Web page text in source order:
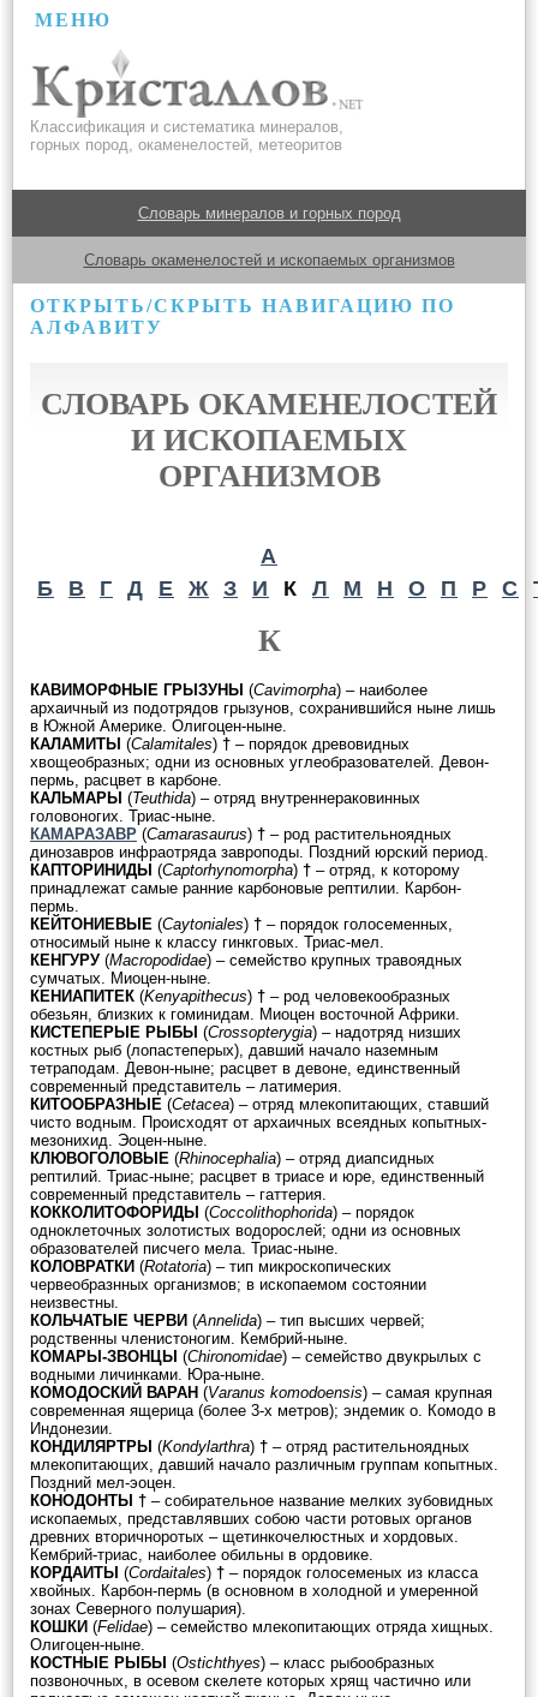
МЕНЮ
Классификация и систематика минералов,
горных пород, окаменелостей, метеоритов
Словарь минералов и горных пород
Словарь окаменелостей и ископаемых организмов
ОТКРЫТЬ/СКРЫТЬ НАВИГАЦИЮ ПО
АЛФАВИТУ
СЛОВАРЬ ОКАМЕНЕЛОСТЕЙ
И ИСКОПАЕМЫХ
ОРГАНИЗМОВ
А
Б
В Г Д Е Ж З И К Л М Н О П Р С
К
КАВИМОРФНЫЕ ГРЫЗУНЫ (Cavimorpha) – наиболее
архаичный из подотрядов грызунов, сохранившийся ныне лишь
в Южной Америке. Олигоцен-ныне.
КАЛАМИТЫ (Calamitales) † – порядок древовидных
хвощеобразных; одни из основных углеобразователей. Девон-
пермь, расцвет в карбоне.
КАЛЬМАРЫ (Teuthida) – отряд внутреннераковинных
головоногих. Триас-ныне.
КАМАРАЗАВР (Camarasaurus) † – род растительноядных
динозавров инфраотряда завроподы. Поздний юрский период.
КАПТОРИНИДЫ (Captorhynomorpha) † – отряд, к которому
принадлежат самые ранние карбоновые рептилии. Карбон-
пермь.
КЕЙТОНИЕВЫЕ (Caytoniales) † – порядок голосеменных,
относимый ныне к классу гинкговых. Триас-мел.
КЕНГУРУ (Macropodidae) – семейство крупных травоядных
сумчатых. Миоцен-ныне.
КЕНИАПИТЕК (Kenyapithecus) † – род человекообразных
обезьян, близких к гоминидам. Миоцен восточной Африки.
КИСТЕПЕРЫЕ РЫБЫ (Crossopterygia) – надотряд низших
костных рыб (лопастеперых), давший начало наземным
тетраподам. Девон-ныне; расцвет в девоне, единственный
современный представитель – латимерия.
КИТООБРАЗНЫЕ (Cetacea) – отряд млекопитающих, ставший
чисто водным. Происходят от архаичных всеядных копытных-
мезонихид. Эоцен-ныне.
КЛЮВОГОЛОВЫЕ (Rhinocephalia) – отряд диапсидных
рептилий. Триас-ныне; расцвет в триасе и юре, единственный
современный представитель – гаттерия.
КОККОЛИТОФОРИДЫ (Coccolithophorida) – порядок
одноклеточных золотистых водорослей; одни из основных
образователей писчего мела. Триас-ныне.
КОЛОВРАТКИ (Rotatoria) – тип микроскопических
червеобразнных организмов; в ископаемом состоянии
неизвестны.
КОЛЬЧАТЫЕ ЧЕРВИ (Annelida) – тип высших червей;
родственны членистоногим. Кембрий-ныне.
КОМАРЫ-ЗВОНЦЫ (Chironomidae) – семейство двукрылых с
водными личинками. Юра-ныне.
КОМОДОСКИЙ ВАРАН (Varanus komodoensis) – самая крупная
современная ящерица (более 3-х метров); эндемик о. Комодо в
Индонезии.
КОНДИЛЯРТРЫ (Kondylarthra) † – отряд растительноядных
млекопитающих, давший начало различным группам копытных.
Поздний мел-эоцен.
КОНОДОНТЫ † – собирательное название мелких зубовидных
ископаемых, представлявших собою части ротовых органов
древних вторичноротых – щетинкочелюстных и хордовых.
Кембрий-триас, наиболее обильны в ордовике.
КОРДАИТЫ (Cordaitales) † – порядок голосеменых из класса
хвойных. Карбон-пермь (в основном в холодной и умеренной
зонах Северного полушария).
КОШКИ (Felidae) – семейство млекопитающих отряда хищных.
Олигоцен-ныне.
КОСТНЫЕ РЫБЫ (Ostichthyes) – класс рыбообразных
позвоночных, в осевом скелете которых хрящ частично или